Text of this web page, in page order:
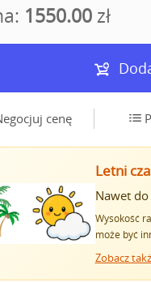
1550.00 zł
cenę
Letni
Nawet do
Wysokość
może być
Zobacz